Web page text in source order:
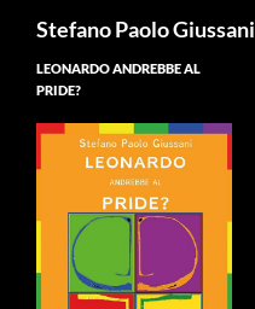
Stefano Paolo Giussani
LEONARDO ANDREBBE AL
PRIDE?